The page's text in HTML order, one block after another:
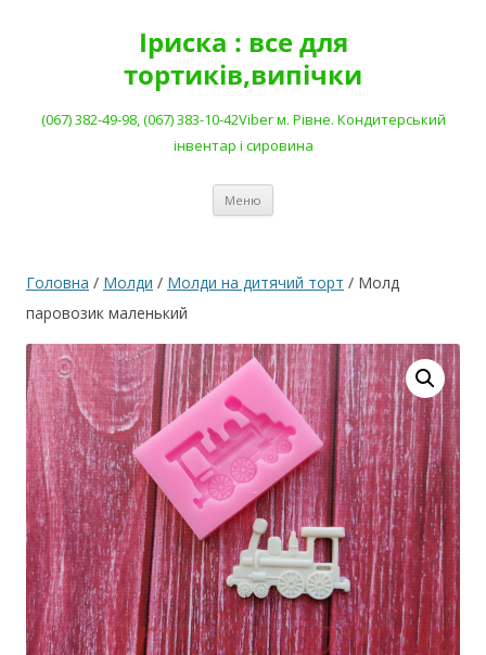
Іриска : все для
тортиків,випічки
(067) 382-49-98, (067) 383-10-42Viber м. Рівне. Кондитерський
інвентар і сировина
Меню
Головна / Молди / Молди на дитячий торт / Молд
паровозик маленький